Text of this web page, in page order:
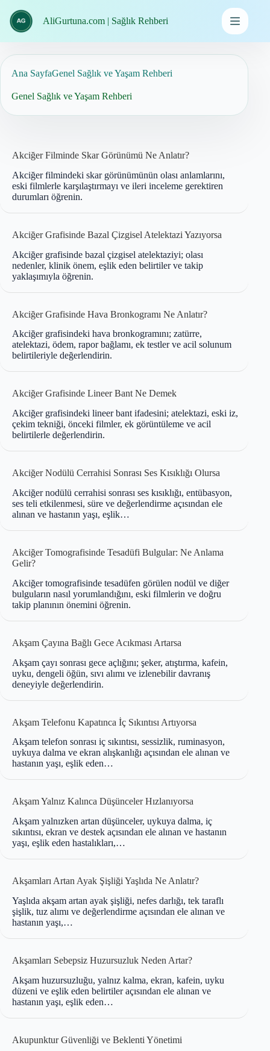
geç
AliGurtuna.com | Sağlık Rehberi
Ana SayfaGenel Sağlık ve Yaşam Rehberi
Genel Sağlık ve Yaşam Rehberi
Akciğer Filminde Skar Görünümü Ne Anlatır?
Akciğer filmindeki skar görünümünün olası anlamlarını,
eski filmlerle karşılaştırmayı ve ileri inceleme gerektiren
durumları öğrenin.
Akciğer Grafisinde Bazal Çizgisel Atelektazi Yazıyorsa
Akciğer grafisinde bazal çizgisel atelektaziyi; olası
nedenler, klinik önem, eşlik eden belirtiler ve takip
yaklaşımıyla öğrenin.
Akciğer Grafisinde Hava Bronkogramı Ne Anlatır?
Akciğer grafisindeki hava bronkogramını; zatürre,
atelektazi, ödem, rapor bağlamı, ek testler ve acil solunum
belirtileriyle değerlendirin.
Akciğer Grafisinde Lineer Bant Ne Demek
Akciğer grafisindeki lineer bant ifadesini; atelektazi, eski iz,
çekim tekniği, önceki filmler, ek görüntüleme ve acil
belirtilerle değerlendirin.
Akciğer Nodülü Cerrahisi Sonrası Ses Kısıklığı Olursa
Akciğer nodülü cerrahisi sonrası ses kısıklığı, entübasyon,
ses teli etkilenmesi, süre ve değerlendirme açısından ele
alınan ve hastanın yaşı, eşlik…
Akciğer Tomografisinde Tesadüfi Bulgular: Ne Anlama
Gelir?
Akciğer tomografisinde tesadüfen görülen nodül ve diğer
bulguların nasıl yorumlandığını, eski filmlerin ve doğru
takip planının önemini öğrenin.
Akşam Çayına Bağlı Gece Acıkması Artarsa
Akşam çayı sonrası gece açlığını; şeker, atıştırma, kafein,
uyku, dengeli öğün, sıvı alımı ve izlenebilir davranış
deneyiyle değerlendirin.
Akşam Telefonu Kapatınca İç Sıkıntısı Artıyorsa
Akşam telefon sonrası iç sıkıntısı, sessizlik, ruminasyon,
uykuya dalma ve ekran alışkanlığı açısından ele alınan ve
hastanın yaşı, eşlik eden…
Akşam Yalnız Kalınca Düşünceler Hızlanıyorsa
Akşam yalnızken artan düşünceler, uykuya dalma, iç
sıkıntısı, ekran ve destek açısından ele alınan ve hastanın
yaşı, eşlik eden hastalıkları,…
Akşamları Artan Ayak Şişliği Yaşlıda Ne Anlatır?
Yaşlıda akşam artan ayak şişliği, nefes darlığı, tek taraflı
şişlik, tuz alımı ve değerlendirme açısından ele alınan ve
hastanın yaşı,…
Akşamları Sebepsiz Huzursuzluk Neden Artar?
Akşam huzursuzluğu, yalnız kalma, ekran, kafein, uyku
düzeni ve eşlik eden belirtiler açısından ele alınan ve
hastanın yaşı, eşlik eden…
Akupunktur Güvenliği ve Beklenti Yönetimi